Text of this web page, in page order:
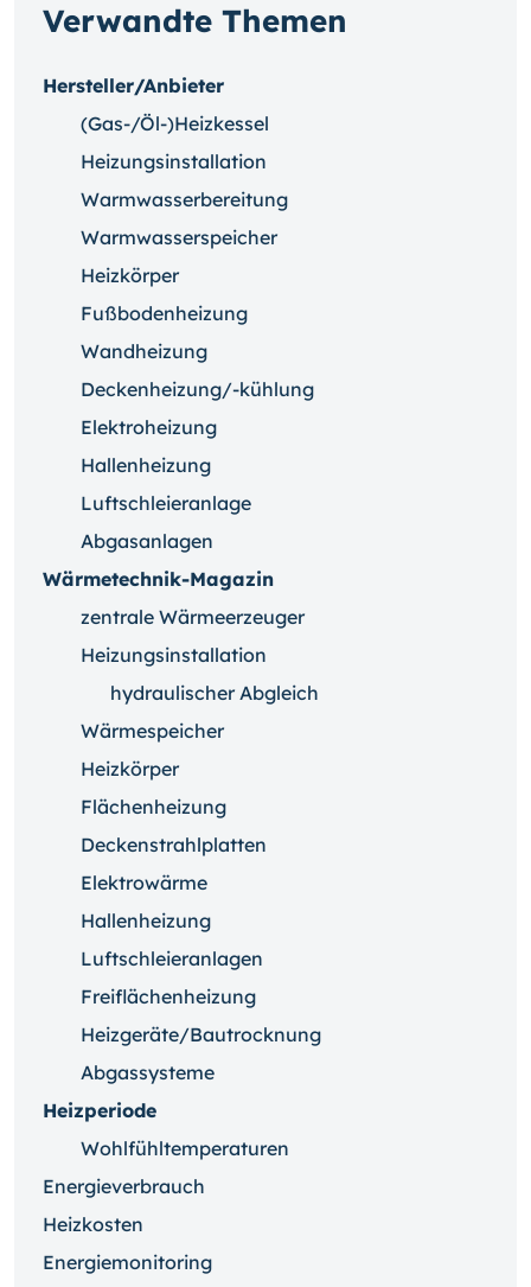
Verwandte Themen
Hersteller/Anbieter
(Gas-/Öl-)Heizkessel
Heizungsinstallation
Warmwasserbereitung
Warmwasserspeicher
Heizkörper
Fußbodenheizung
Wandheizung
Deckenheizung/-kühlung
Elektroheizung
Hallenheizung
Luftschleieranlage
Abgasanlagen
Wärmetechnik-Magazin
zentrale Wärmeerzeuger
Heizungsinstallation
hydraulischer Abgleich
Wärmespeicher
Heizkörper
Flächenheizung
Deckenstrahlplatten
Elektrowärme
Hallenheizung
Luftschleieranlagen
Freiflächenheizung
Heizgeräte/Bautrocknung
Abgassysteme
Heizperiode
Wohlfühltemperaturen
Energieverbrauch
Heizkosten
Energiemonitoring